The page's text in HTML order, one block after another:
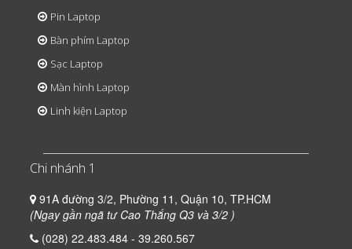
Pin Laptop
Bàn phím Laptop
Sạc Laptop
Màn hình Laptop
Linh kiện Laptop
Chi nhánh 1
91A đường 3/2, Phường 11, Quận 10, TP.HCM
(Ngay gần ngã tư Cao Thắng Q3 và 3/2 )
(028) 22.483.484 - 39.260.567